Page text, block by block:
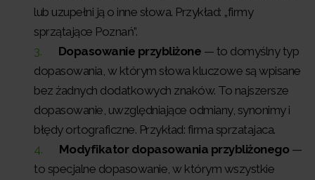
lub uzupełni ją o inne słowa. Przykład: „firmy
sprzątające Poznań”.
Dopasowanie przybliżone — to domyślny typ
dopasowania, w którym słowa kluczowe są wpisane
bez żadnych dodatkowych znaków. To najszersze
dopasowanie, uwzględniające odmiany, synonimy i
błędy ortograficzne. Przykład: firma sprzatajaca.
Modyfikator dopasowania przybliżonego —
to specjalne dopasowanie, w którym wszystkie